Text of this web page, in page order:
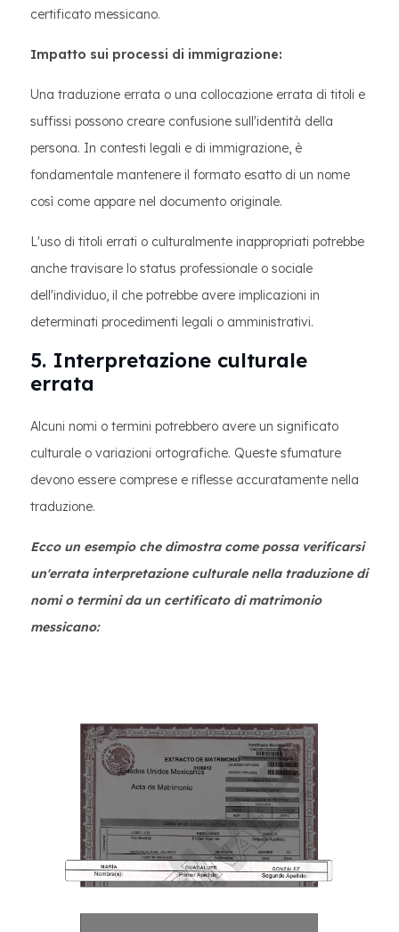
certificato messicano.
Impatto sui processi di immigrazione:
Una traduzione errata o una collocazione errata di titoli e
suffissi possono creare confusione sull'identità della
persona. In contesti legali e di immigrazione, è
fondamentale mantenere il formato esatto di un nome
così come appare nel documento originale.
L'uso di titoli errati o culturalmente inappropriati potrebbe
anche travisare lo status professionale o sociale
dell'individuo, il che potrebbe avere implicazioni in
determinati procedimenti legali o amministrativi.
5. Interpretazione culturale
errata
Alcuni nomi o termini potrebbero avere un significato
culturale o variazioni ortografiche. Queste sfumature
devono essere comprese e riflesse accuratamente nella
traduzione.
Ecco un esempio che dimostra come possa verificarsi
un'errata interpretazione culturale nella traduzione di
nomi o termini da un certificato di matrimonio
messicano: